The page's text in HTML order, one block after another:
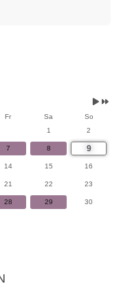
Fr Sa
So
1
2
7 8 9
14 15 16
21 22 23
28 29 30